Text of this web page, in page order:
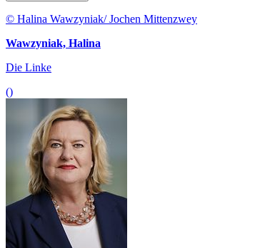
© Halina Wawzyniak/ Jochen Mittenzwey
Wawzyniak, Halina
Die Linke
()